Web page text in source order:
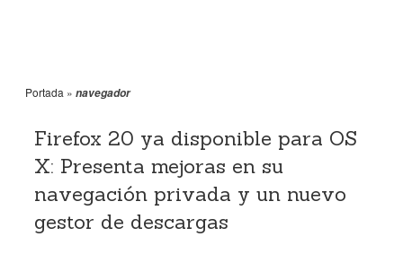
Portada » navegador
Firefox 20 ya disponible para OS
X: Presenta mejoras en su
navegación privada y un nuevo
gestor de descargas